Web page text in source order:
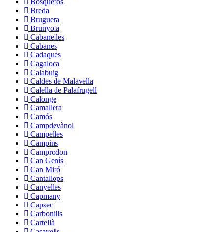
Bosquerós
Breda
Bruguera
Brunyola
Cabanelles
Cabanes
Cadaqués
Cagaloca
Calabuig
Caldes de Malavella
Calella de Palafrugell
Calonge
Camallera
Camós
Campdevànol
Campelles
Campins
Camprodon
Can Genís
Can Miró
Cantallops
Canyelles
Capmany
Capsec
Carbonills
Cartellà